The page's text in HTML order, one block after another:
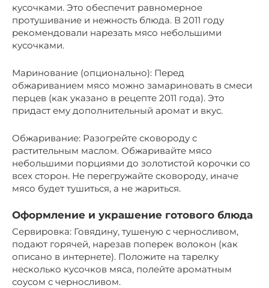
кусочками. Это обеспечит равномерное
протушивание и нежность блюда. В 2011 году
рекомендовали нарезать мясо небольшими
кусочками.
Маринование (опционально): Перед
обжариванием мясо можно замариновать в смеси
перцев (как указано в рецепте 2011 года). Это
придаст ему дополнительный аромат и вкус.
Обжаривание: Разогрейте сковороду с
растительным маслом. Обжаривайте мясо
небольшими порциями до золотистой корочки со
всех сторон. Не перегружайте сковороду, иначе
мясо будет тушиться, а не жариться.
Оформление и украшение готового блюда
Сервировка: Говядину, тушеную с черносливом,
подают горячей, нарезав поперек волокон (как
описано в интернете). Положите на тарелку
несколько кусочков мяса, полейте ароматным
соусом с черносливом.